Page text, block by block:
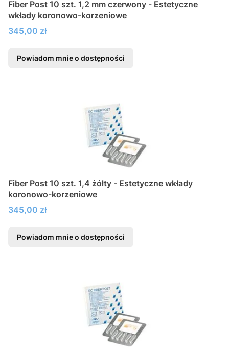
Fiber Post 10 szt. 1,2 mm czerwony - Estetyczne
wkłady koronowo-korzeniowe
Cena
345,00 zł
Powiadom mnie o dostępności
Fiber Post 10 szt. 1,4 żółty - Estetyczne wkłady
koronowo-korzeniowe
Cena
345,00 zł
Powiadom mnie o dostępności